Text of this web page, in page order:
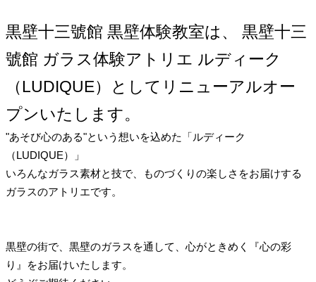
黒壁十三號館 黒壁体験教室は、 黒壁十三
號館 ガラス体験アトリエ ルディーク
（LUDIQUE）としてリニューアルオー
プンいたします。
"あそび心のある"という想いを込めた「ルディーク
（LUDIQUE）」
いろんなガラス素材と技で、ものづくりの楽しさをお届けする
ガラスのアトリエです。
黒壁の街で、黒壁のガラスを通して、心がときめく『心の彩
り』をお届けいたします。